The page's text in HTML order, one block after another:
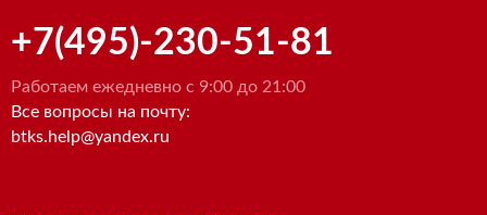
+7(495)-230-51-81
Работаем ежедневно с 9:00 до 21:00
Все вопросы на почту:
btks.help@yandex.ru